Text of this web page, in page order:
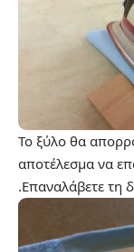
Το ξύλο θα
αποτέλεσμα να
.Επαναλάβετε τη